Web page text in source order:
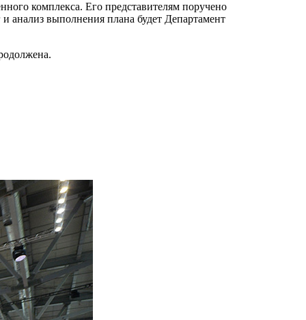
комплекса. Его представителям поручено
анализ выполнения плана будет Департамент